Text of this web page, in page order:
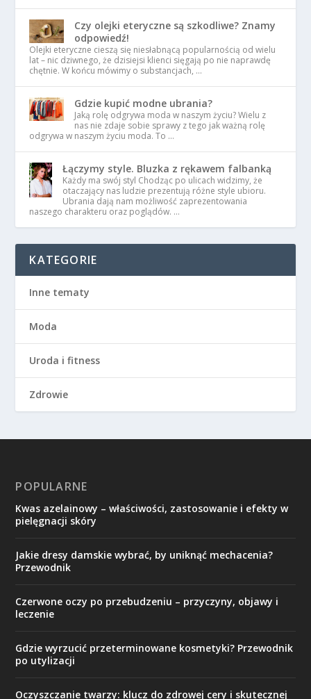
Czy olejki eteryczne są szkodliwe? Znamy
odpowiedź!
Olejki eteryczne cieszą się niesłabnącą popularnością od wielu
lat – nic dziwnego, że dzisiejsi klienci sięgają po nie naprawdę
chętnie. W końcu mówimy o substancjach, …
Gdzie kupić modne ubrania?
Jaką rolę odgrywa moda w naszym życiu? Wielu z
nas nie zdaje sobie sprawy z tego jak ważną rolę
odgrywa w naszym życiu moda. To …
Łączymy style. Bluzka z rękawem falbanką
Każdy ma swój styl Chodząc po ulicach widzimy, że
otaczający nas ludzie prezentują różne style ubioru.
Ubrania dają nam możliwość zaprezentowania
naszego charakteru oraz poglądów. …
KATEGORIE
Inne tematy
Moda
Uroda i fitness
Zdrowie
POPULARNE
Kwas azelainowy – właściwości, zastosowanie i efekty w
pielęgnacji skóry
Jakie dresy damskie wybrać, by uniknąć mechacenia?
Przewodnik
Czerwone oczy po przebudzeniu – przyczyny, objawy i
leczenie
Gdzie wyrzucić przeterminowane kosmetyki? Przewodnik
po utylizacji
Oczyszczanie twarzy: klucz do zdrowej cery i skutecznej